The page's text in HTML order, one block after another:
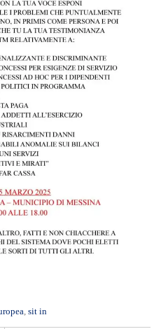
, sit in